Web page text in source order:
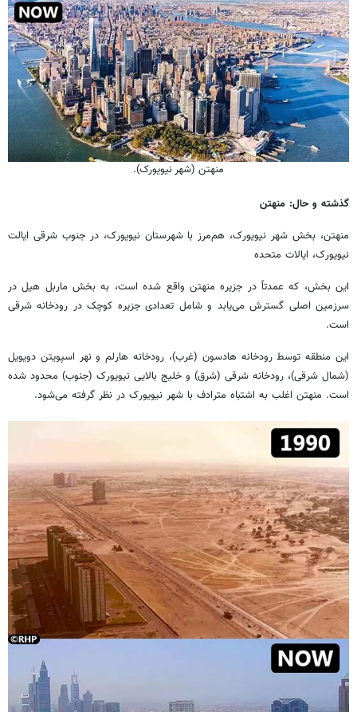
منهتن (شهر نیویورک).
گذشته و حال: منهتن
منهتن، بخش شهر نیویورک، هم‌مرز با شهرستان نیویورک، در جنوب شرقی ایالت
نیویورک، ایالات متحده
این بخش، که عمدتاً در جزیره منهتن واقع شده است، به بخش ماربل هیل در
سرزمین اصلی گسترش می‌یابد و شامل تعدادی جزیره کوچک در رودخانه شرقی
است.
این منطقه توسط رودخانه هادسون (غرب)، رودخانه هارلم و نهر اسپویتن دویویل
(شمال شرقی)، رودخانه شرقی (شرق) و خلیج بالایی نیویورک (جنوب) محدود شده
است. منهتن اغلب به اشتباه مترادف با شهر نیویورک در نظر گرفته می‌شود.